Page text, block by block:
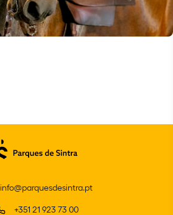
info@parquesdesintra.pt
+351 21 923 73 00